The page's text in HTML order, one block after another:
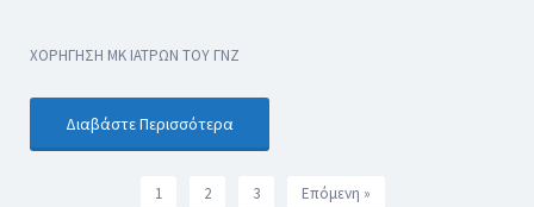
ΧΟΡΗΓΗΣΗ ΜΚ ΙΑΤΡΩΝ ΤΟΥ ΓΝΖ
Διαβάστε Περισσότερα
1 2 3 Επόμενη »